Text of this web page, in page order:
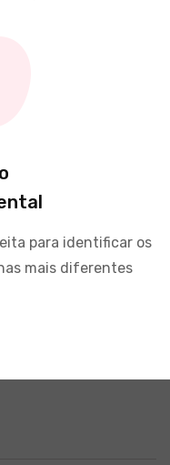
para identificar os
mais diferentes